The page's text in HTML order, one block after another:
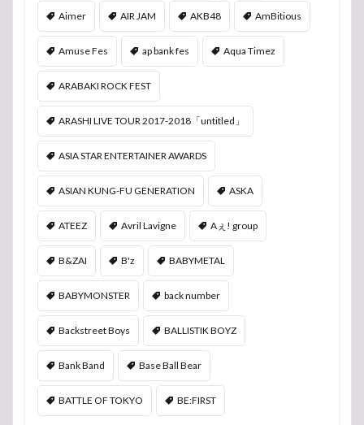
Aimer AIR JAM AKB48 AmBitious
Amuse Fes ap bank fes Aqua Timez
ARABAKI ROCK FEST
ARASHI LIVE TOUR 2017-2018「untitled」
ASIA STAR ENTERTAINER AWARDS
ASIAN KUNG-FU GENERATION ASKA
ATEEZ Avril Lavigne Aぇ! group
B&ZAI B'z BABYMETAL
BABYMONSTER back number
Backstreet Boys BALLISTIK BOYZ
Bank Band Base Ball Bear
BATTLE OF TOKYO BE:FIRST